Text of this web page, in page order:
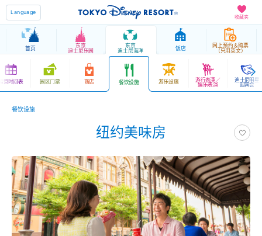
收藏夹
Language
首页 东京
迪士尼乐园
东京
迪士尼海洋 饭店 网上预约＆购票
（只用英文）
营时间表 园区门票 商店 餐饮设施 游乐设施 游行表演／
娱乐表演
迪士尼明星
迎宾会
餐饮设施
纽约美味房